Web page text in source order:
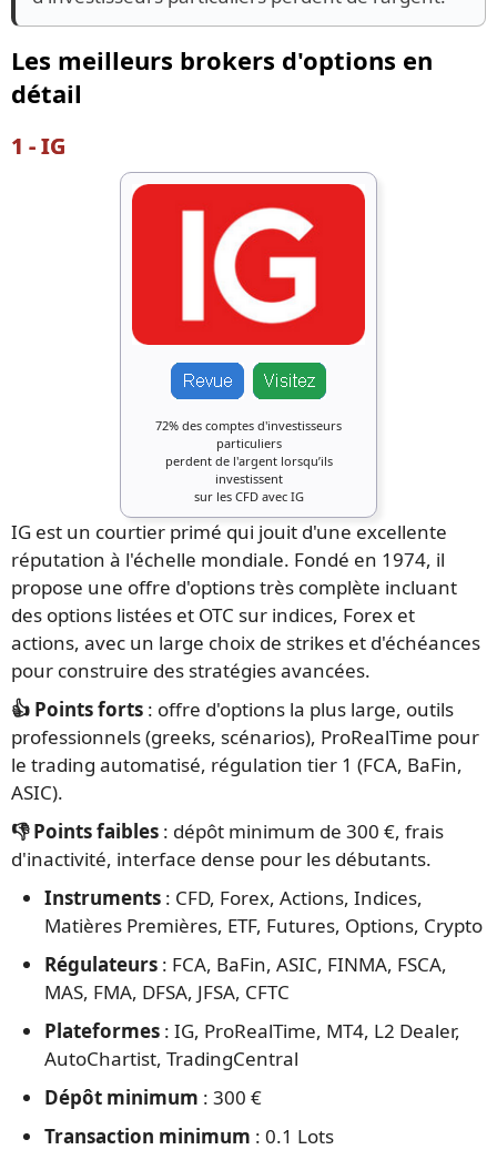
Les meilleurs brokers d'options en
détail
1 - IG
72% des comptes d'investisseurs
particuliers
perdent de l'argent lorsqu’ils
investissent
sur les CFD avec IG
IG est un courtier primé qui jouit d'une excellente
réputation à l'échelle mondiale. Fondé en 1974, il
propose une offre d'options très complète incluant
des options listées et OTC sur indices, Forex et
actions, avec un large choix de strikes et d'échéances
pour construire des stratégies avancées.
👍 Points forts : offre d'options la plus large, outils
professionnels (greeks, scénarios), ProRealTime pour
le trading automatisé, régulation tier 1 (FCA, BaFin,
ASIC).
👎 Points faibles : dépôt minimum de 300 €, frais
d'inactivité, interface dense pour les débutants.
Instruments : CFD, Forex, Actions, Indices,
Matières Premières, ETF, Futures, Options, Crypto
Régulateurs : FCA, BaFin, ASIC, FINMA, FSCA,
MAS, FMA, DFSA, JFSA, CFTC
Plateformes : IG, ProRealTime, MT4, L2 Dealer,
AutoChartist, TradingCentral
Dépôt minimum : 300 €
Transaction minimum : 0.1 Lots